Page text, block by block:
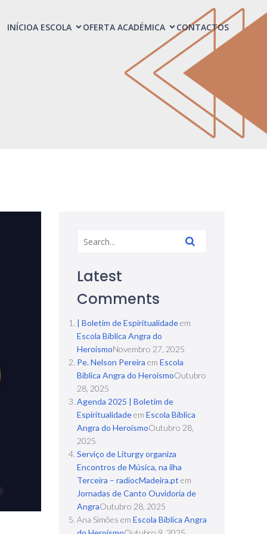
INÍCIOA ESCOLA OFERTA ACADÉMICA CONTACTOS
Latest
Comments
| Boletim de Espiritualidadeem
Escola Bíblica Angra do
HeroísmoNovembro 27, 2025
Pe. Nelson Pereira em Escola
Bíblica Angra do HeroísmoOutubro
28, 2025
Agenda 2025 | Boletim de
Espiritualidadeem Escola Bíblica
Angra do HeroísmoOutubro 28,
2025
Serviço de Liturgy organiza
Encontros de Música, na ilha
Terceira – radiocMadeira.pt em
Jornadas de Canto Ouvidoria de
AngraOutubro 28, 2025
Ana Simões em Escola Bíblica Angra